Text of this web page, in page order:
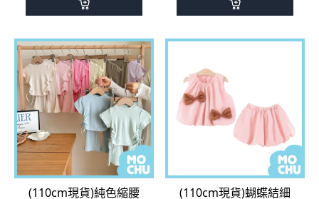
(110cm現貨)純色縮腰
喇叭套裝
(110cm現貨)蝴蝶結細
格花苞套裝